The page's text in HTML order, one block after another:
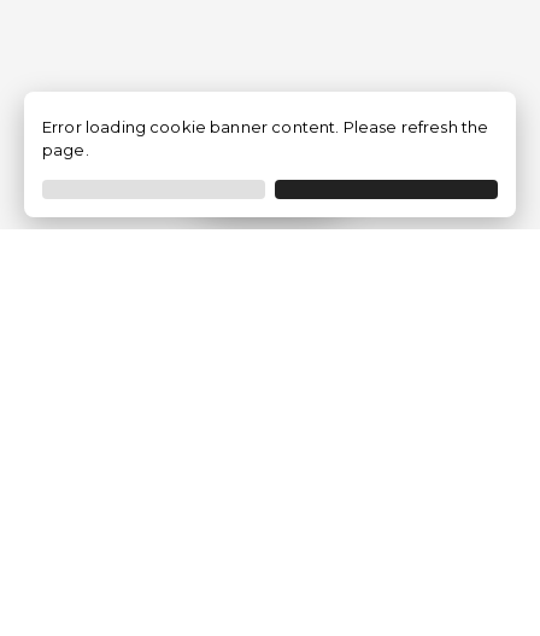
Filtrer
Error loading cookie banner content. Please refresh the
page.